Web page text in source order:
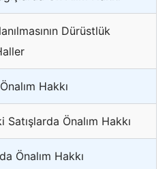
Dürüstlük
Hakkı
Önalım Hakkı
Önalım Hakkı